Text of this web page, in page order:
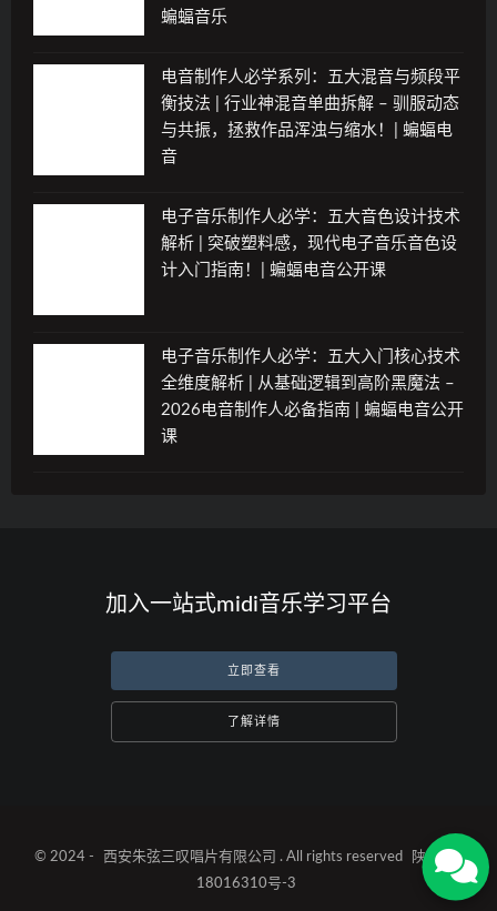
蝙蝠音乐
电音制作人必学系列：五大混音与频段平
衡技法 | 行业神混音单曲拆解 – 驯服动态
与共振，拯救作品浑浊与缩水！| 蝙蝠电
音
电子音乐制作人必学：五大音色设计技术
解析 | 突破塑料感，现代电子音乐音色设
计入门指南！| 蝙蝠电音公开课
电子音乐制作人必学：五大入门核心技术
全维度解析 | 从基础逻辑到高阶黑魔法 –
2026电音制作人必备指南 | 蝙蝠电音公开
课
加入一站式midi音乐学习平台
立即查看
了解详情
© 2024 - 西安朱弦三叹唱片有限公司 . All rights reserved
陕ICP备
18016310号-3